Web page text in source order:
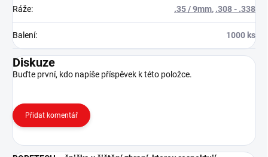
Ráže: .35 / 9mm, .308 - .338
Balení: 1000 ks
Diskuze
Buďte první, kdo napíše příspěvek k této položce.
Přidat komentář